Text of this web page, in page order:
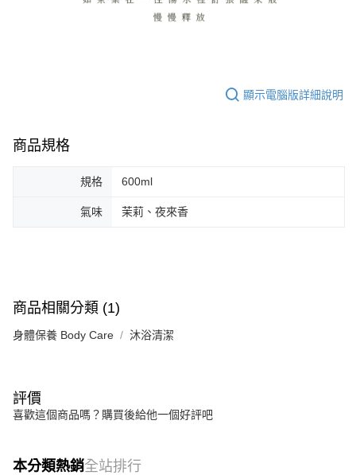
顯示電腦版詳細說明
商品規格
規格 600ml
氣味 茉莉、夜來香
商品相關分類 (1)
身體保養 Body Care 沐浴清潔
評價
喜歡這個商品嗎？購買後給他一個好評吧
本分類熱銷全站排行